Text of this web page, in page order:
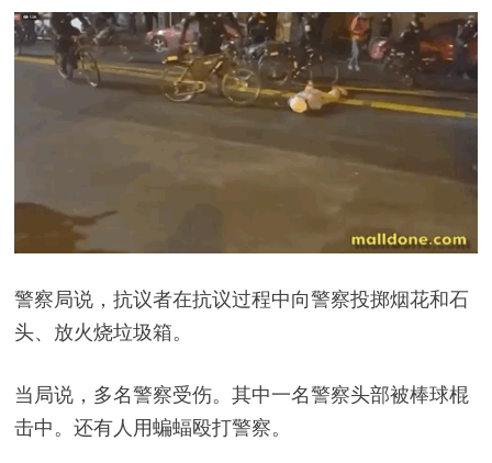
警察局说，抗议者在抗议过程中向警察投掷烟花和石
头、放火烧垃圾箱。
当局说，多名警察受伤。其中一名警察头部被棒球棍
击中。还有人用蝙蝠殴打警察。